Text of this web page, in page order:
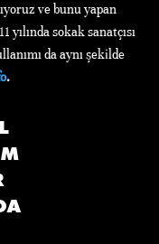
ve bunu yapan
sokak sanatçısı
da aynı şekilde
.